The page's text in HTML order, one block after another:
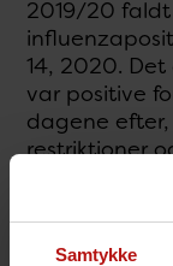
Samtykke
2019/20
14, 2020.
var positive
dagene
restriktioner
at begrænse
så drastisk
på få uger er